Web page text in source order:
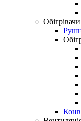
Обігрівачи